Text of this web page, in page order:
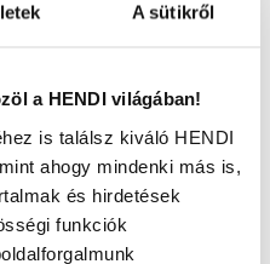
A sütikről
a HENDI világában!
is találsz kiváló HENDI
ahogy mindenki más is,
és hirdetések
funkciók